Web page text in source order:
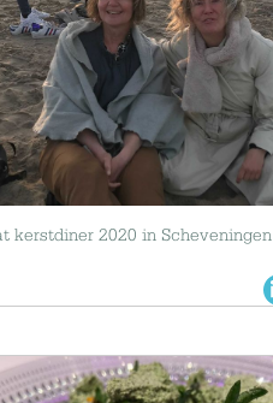
kerstdiner 2020 in Scheveningen